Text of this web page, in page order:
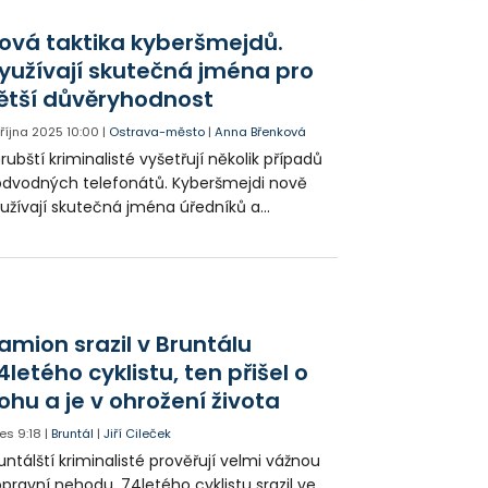
přes tisíc vozidel, přestupky byly
v cca 500 případech. Nejčastější
řidičů byla manipulace s telefonem
jízdy.
taktika kyberšmejdů.
skutečná jména pro
důvěryhodnost
října 2025 10:00 | Ostrava-město |Anna Břenková
kriminalisté vyšetřují několik případů
telefonátů. Kyberšmejdi nově
skutečná jména úředníků a
Mladá žena poslala přes milion korun na
muži v parku. Podvodníkům hrozí až pět
za mřížemi. Policie upozorňuje, že případy
neřeší po telefonu, ale na služebně.
prosí o opatrnost a zjišťování informací
srazil v Bruntálu
cyklistu, ten přišel o
a je v ohrožení života
9:18 |Bruntál |Jiří Cileček
kriminalisté prověřují velmi vážnou